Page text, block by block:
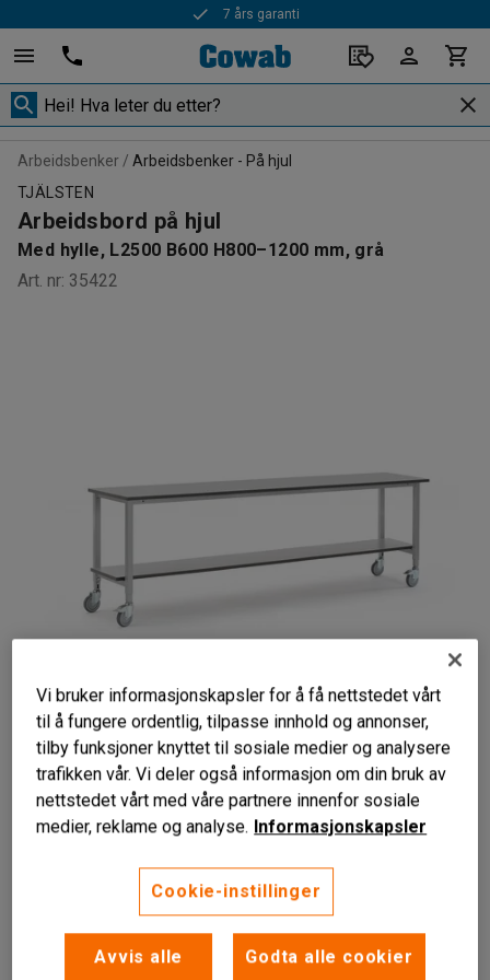
7 års garanti
Rask levering
Arbeidsbenker
Arbeidsbenker - På hjul
TJÄLSTEN
Arbeidsbord på hjul
Med hylle, L2500 B600 H800–1200 mm, grå
Art. nr: 35422
Liknende produkter
Manuell høydejustering
Bordplate i laminat
Underhylle
Fleksibelt arbeidsbord på hjul med høydejustering for en
ergonomisk arbeidsstilling, samt underhylle for praktisk
oppbevaring.
Vi bruker informasjonskapsler for å få nettstedet vårt
til å fungere ordentlig, tilpasse innhold og annonser,
tilby funksjoner knyttet til sosiale medier og analysere
trafikken vår. Vi deler også informasjon om din bruk av
nettstedet vårt med våre partnere innenfor sosiale
medier, reklame og analyse. Informasjonskapsler
Cookie-instillinger
Avvis alle Godta alle cookier